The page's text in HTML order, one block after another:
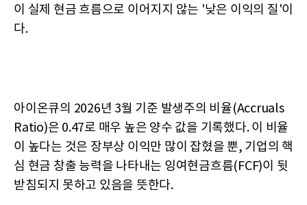
이 실제 현금 흐름으로 이어지지 않는 '낮은 이익의 질'이
다.
아이온큐의 2026년 3월 기준 발생주의 비율(Accruals
Ratio)은 0.47로 매우 높은 양수 값을 기록했다. 이 비율
이 높다는 것은 장부상 이익만 많이 잡혔을 뿐, 기업의 핵
심 현금 창출 능력을 나타내는 잉여현금흐름(FCF)이 뒷
받침되지 못하고 있음을 뜻한다.